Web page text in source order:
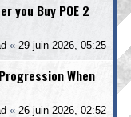
you Buy POE 2
« 29 juin 2026, 05:25
When
« 26 juin 2026, 02:52